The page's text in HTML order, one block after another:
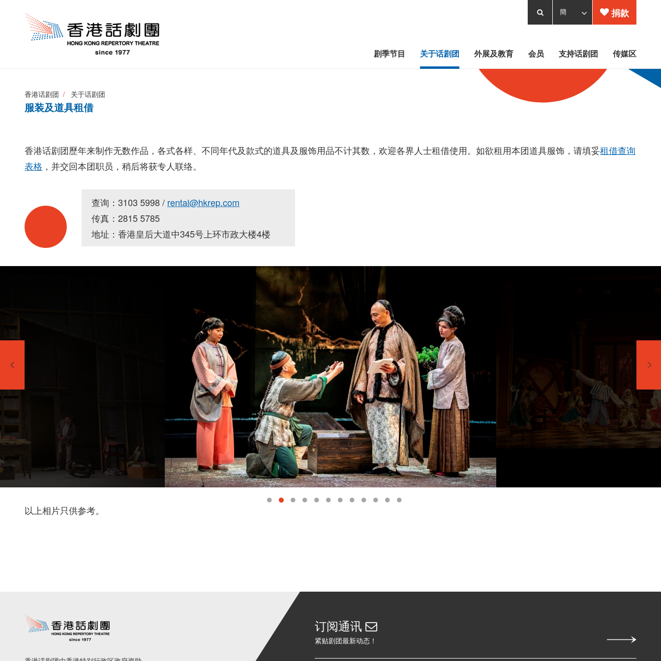
剧季节目 关于话剧团 外展及教育 会员 支持话剧团 传媒区
捐款
香港话剧团 关于话剧团
服装及道具租借
香港话剧团歷年来制作无数作品，各式各样、不同年代及款式的道具及服饰用品不计其数，欢迎各界人士租借使用。如欲租用本团道具服饰，请填妥租借查询
表格 ，并交回本团职员，稍后将获专人联络。
查询：3103 5998 / rental@hkrep.com
传真：2815 5785
地址：香港皇后大道中345号上环市政大楼4楼
以上相片只供参考。
订阅通讯
紧贴剧团最新动态！